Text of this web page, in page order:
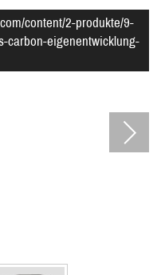
content/2-produkte/9-
carbon-eigenentwicklung-